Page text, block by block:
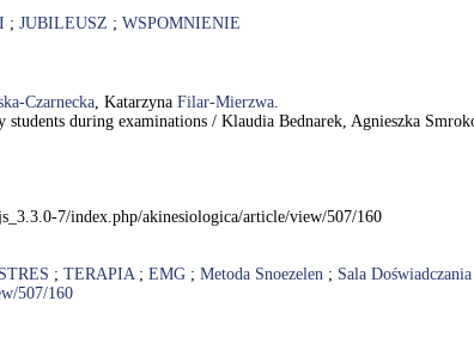
; JUBILEUSZ ; WSPOMNIENIE
Czarnecka, Katarzyna Filar-Mierzwa.
students during examinations / Klaudia Bednarek, Agnieszka
7/index.php/akinesiologica/article/view/507/160
STRES ; TERAPIA; EMG ; Metoda Snoezelen ; Sala
507/160